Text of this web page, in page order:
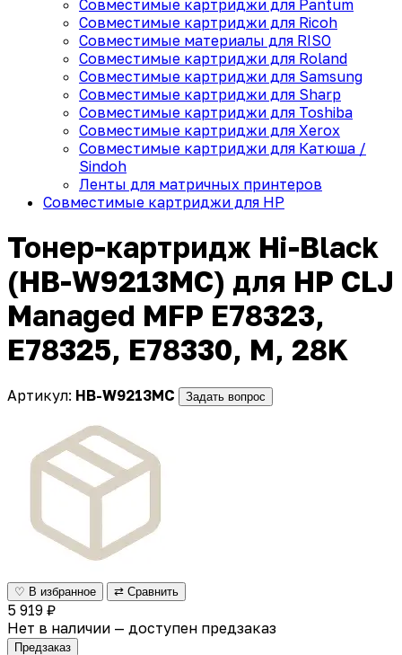
Совместимые картриджи для Pantum
Совместимые картриджи для Ricoh
Совместимые материалы для RISO
Совместимые картриджи для Roland
Совместимые картриджи для Samsung
Совместимые картриджи для Sharp
Совместимые картриджи для Toshiba
Совместимые картриджи для Xerox
Совместимые картриджи для Катюша /
Sindoh
Ленты для матричных принтеров
Совместимые картриджи для HP
Тонер-картридж Hi-Black
(HB-W9213MC) для HP CLJ
Managed MFP E78323,
E78325, E78330, M, 28K
Артикул: HB-W9213MC Задать вопрос
♡ В избранное ⇄ Сравнить
5 919 ₽
Нет в наличии — доступен предзаказ
Предзаказ